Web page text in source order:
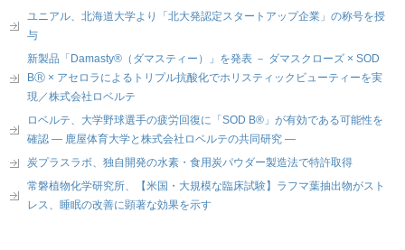
ユニアル、北海道大学より「北大発認定スタートアップ企業」の称号を授
与
新製品「Damasty®（ダマスティー）」を発表 － ダマスクローズ × SOD
BⓇ × アセロラによるトリプル抗酸化でホリスティックビューティーを実
現／株式会社ロベルテ
ロベルテ、大学野球選手の疲労回復に「SOD B®」が有効である可能性を
確認 ― 鹿屋体育大学と株式会社ロベルテの共同研究 ―
炭プラスラボ、独自開発の水素・食用炭パウダー製造法で特許取得
常磐植物化学研究所、【米国・大規模な臨床試験】ラフマ葉抽出物がスト
レス、睡眠の改善に顕著な効果を示す